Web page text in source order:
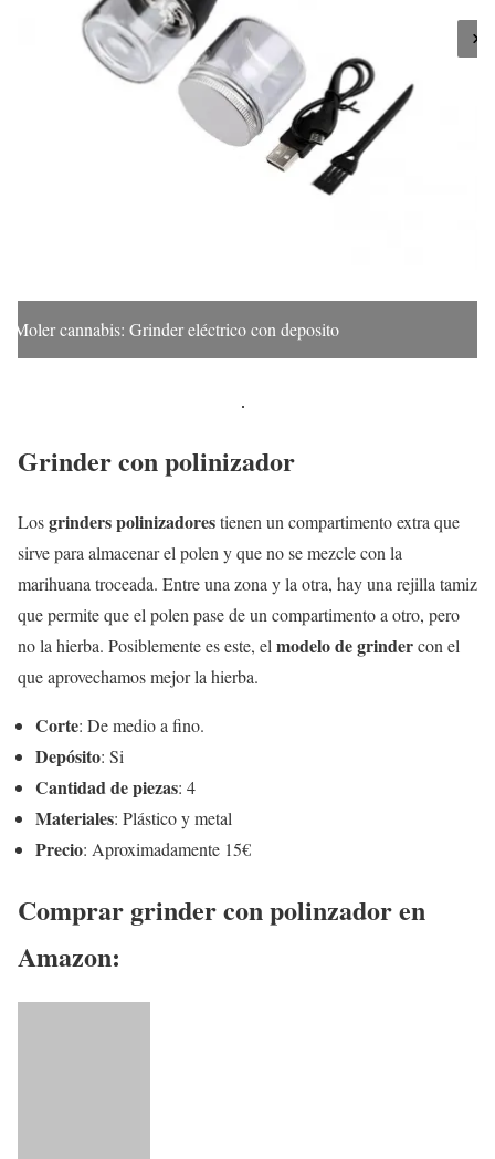
Moler cannabis: Grinder eléctrico con deposito
Grinder con polinizador
Losgrinders polinizadorestienen un compartimento extra que
sirve para almacenar el polen y que no se mezcle con la
marihuana troceada. Entre una zona y la otra, hay una rejilla tamiz
que permite que el polen pase de un compartimento a otro, pero
no la hierba. Posiblemente es este, elmodelo de grindercon el
que aprovechamos mejor la hierba.
Corte: De medio a fino.
Depósito: Si
Cantidad de piezas: 4
Materiales: Plástico y metal
Precio: Aproximadamente 15€
Comprar grinder con polinzador en
Amazon: